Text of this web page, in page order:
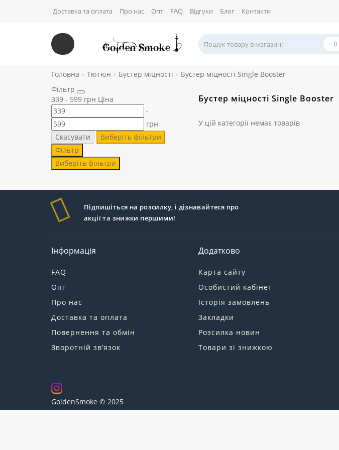
Доставка та оплата Про нас Опт FAQ Відгуки Блог Контакти
Головна Тютюн Бустер міцності
Бустер міцності Single Booster
Фільтр
339 - 599 грн Ціна
-
грн
Скасувати
Виберіть фільтри
Фільтр
Виберіть фільтри
Бустер міцності Single Booster
У цій категорії немає товарів
Підпишіться на розсилку, і дізнавайтеся про
акції та знижки першими!
Інформація
FAQ
Опт
Про нас
Доставка та оплата
Повернення та обмін
Зворотній зв’язок
Додатково
Карта сайту
Особистий кабінет
Історія замовлень
Закладки
Розсилка новин
Товари зі знижкою
GoldenSmoke © 2025